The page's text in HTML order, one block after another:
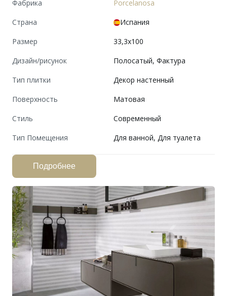
Фабрика
Porcelanosa
Страна
Испания
Размер
33,3x100
Дизайн/рисунок
Полосатый, Фактура
Тип плитки
Декор настенный
Поверхность
Матовая
Cтиль
Современный
Тип Помещения
Для ванной, Для туалета
Подробнее